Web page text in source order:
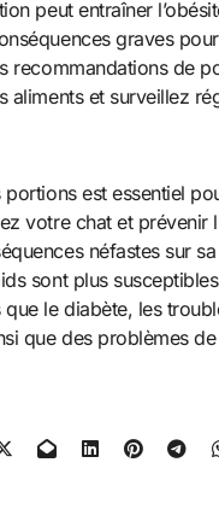
peut entraîner
graves
recommandations de
aliments et surveillez
portions est essentiel
votre chat et prévenir
néfastes sur
sont plus
le diabète, les
que des problèmes